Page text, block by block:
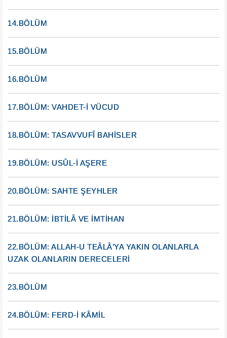
14.BÖLÜM
15.BÖLÜM
16.BÖLÜM
17.BÖLÜM: VAHDET-İ VÜCUD
18.BÖLÜM: TASAVVUFÎ BAHİSLER
19.BÖLÜM: USÛL-İ AŞERE
20.BÖLÜM: SAHTE ŞEYHLER
21.BÖLÜM: İBTİLÂ VE İMTİHAN
22.BÖLÜM: ALLAH-U TEÂLÂ’YA YAKIN OLANLARLA
UZAK OLANLARIN DERECELERİ
23.BÖLÜM
24.BÖLÜM: FERD-İ KÂMİL